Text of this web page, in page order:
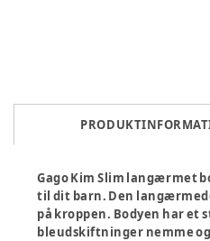
Gago Kim Slim langærmet
til dit barn. Den
på kroppen. Bodyen har et
bleudskiftninger nemme